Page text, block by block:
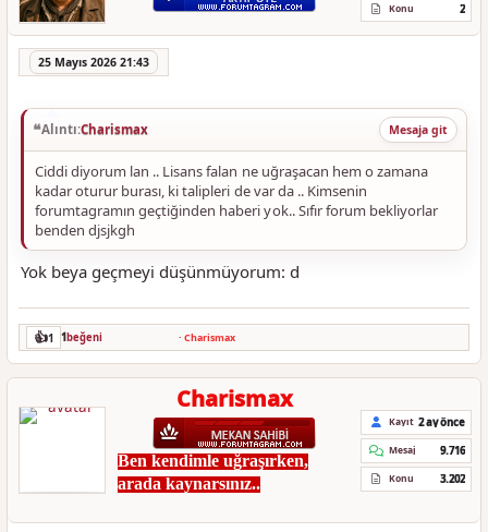
Konu 2
25 Mayıs 2026 21:43
Alıntı:Charismax Mesaja git
Ciddi diyorum lan .. Lisans falan ne uğraşacan hem o zamana
kadar oturur burası, ki talipleri de var da .. Kimsenin
forumtagramın geçtiğinden haberi yok.. Sıfır forum bekliyorlar
benden djsjkgh
Yok beya geçmeyi düşünmüyorum: d
👍1 1beğeni · Charismax
Charismax
Ben kendimle uğraşırken,
arada kaynarsınız..
Kayıt 2 ay önce
Mesaj 9.716
Konu 3.202